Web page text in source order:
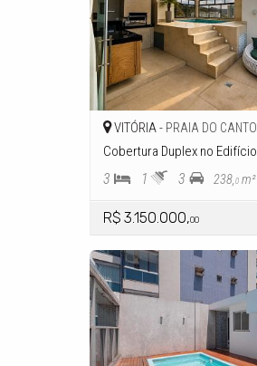
VITÓRIA - PRAIA DO CANTO
3 1 3 238,0 m²
R$ 3.150.000,00